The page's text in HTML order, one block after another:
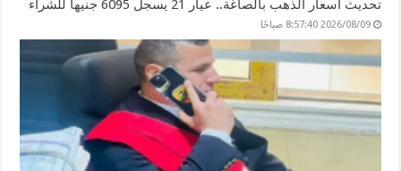
تحديث أسعار الذهب بالصاغة.. عيار 21 يسجل 6095 جنيهاً للشراء
2026/08/09 8:57:40 صباحًا